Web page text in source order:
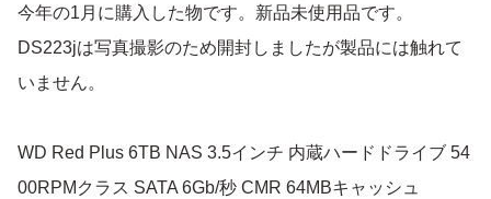
今年の1月に購入した物です。新品未使用品です。
DS223jは写真撮影のため開封しましたが製品には触れて
いません。
WD Red Plus 6TB NAS 3.5インチ 内蔵ハードドライブ 54
00RPMクラス SATA 6Gb/秒 CMR 64MBキャッシュ